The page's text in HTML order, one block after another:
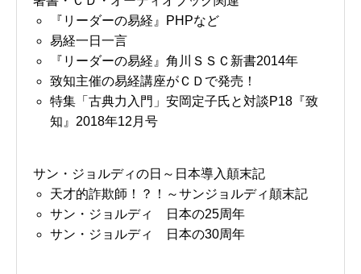
『リーダーの易経』PHPなど
易経一日一言
『リーダーの易経』角川ＳＳＣ新書2014年
致知主催の易経講座がＣＤで発売！
特集「古典力入門」安岡定子氏と対談P18『致
知』2018年12月号
サン・ジョルディの日～日本導入顛末記
天才的詐欺師！？！～サンジョルディ顛末記
サン・ジョルディ 日本の25周年
サン・ジョルディ 日本の30周年